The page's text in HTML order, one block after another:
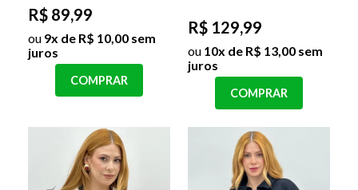
R$ 89,99
ou 9x de R$ 10,00 sem
juros
COMPRAR
R$ 129,99
ou 10x de R$ 13,00 sem
juros
COMPRAR